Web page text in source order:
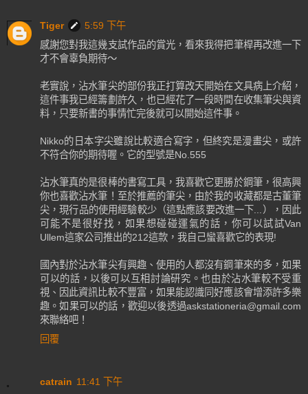
Tiger
5:59 下午
感謝您對我這幾支試作品的賞光，看來我得把筆桿再改進一下
才不會辜負期待～
老實說，沾水筆尖的部份我正打算改天開始在文具病上介紹，
這件事我已經籌劃許久，也已經花了一段時間在收集筆尖與資
料，只要新書的事情忙完後就可以開始這件事。
Nikko的日本字尖雖說比較適合寫字，但終究是漫畫尖，或許
不符合你的期待喔。它的型號是No.555
沾水筆真的是很棒的書寫工具，我喜歡它更勝於鋼筆，很高興
你也喜歡沾水筆！至於推薦的筆尖，由於我的收藏都是古董筆
尖，現行品的使用經驗較少（這點應該要改進一下...），因此
可能不是很好找，如果想碰碰運氣的話，你可以試試Van
Ullem這家公司推出的212這款，我自己蠻喜歡它的表現!
國內對於沾水筆尖有興趣、使用的人都沒有鋼筆來的多，如果
可以的話，以後可以互相討論研究。也由於沾水筆較不受重
視、因此資訊比較不豐富，如果能認識同好應該會增添許多樂
趣。如果可以的話，歡迎以後透過askstationeria@gmail.com
來聯絡吧！
回覆
catrain 11:41 下午